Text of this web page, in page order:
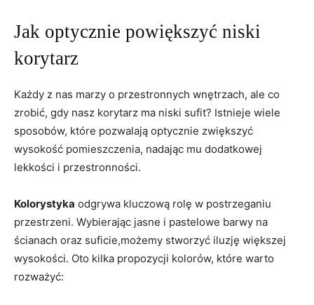
Jak optycznie powiększyć niski
korytarz
Każdy z nas marzy o przestronnych wnętrzach, ale co
zrobić, gdy nasz korytarz ma niski sufit? Istnieje wiele
sposobów, które pozwalają optycznie zwiększyć
wysokość pomieszczenia, nadając mu dodatkowej
lekkości i przestronności.
Kolorystyka odgrywa kluczową rolę w postrzeganiu
przestrzeni. Wybierając jasne i pastelowe barwy na
ścianach oraz suficie,możemy stworzyć iluzję większej
wysokości. Oto kilka propozycji kolorów, które warto
rozważyć: